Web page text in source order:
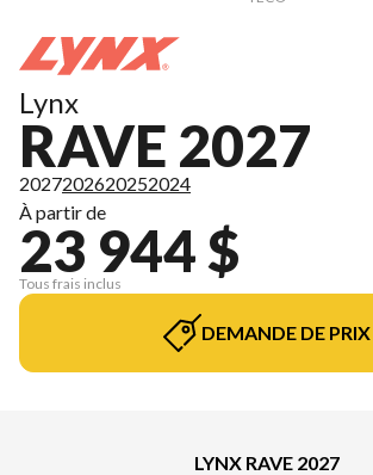
Lynx
RAVE 2027
2027202620252024
À partir de
23 944 $
Tous frais inclus
DEMANDE DE PRIX
LYNX RAVE 2027